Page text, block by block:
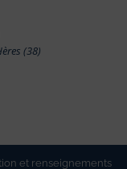
(38)
et renseignements